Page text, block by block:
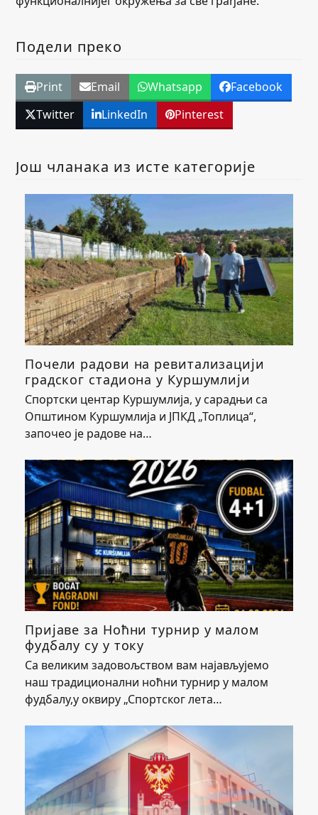
Подели преко
Print Email Whatsapp
Facebook
Twitter
LinkedIn Pinterest
Још чланака из исте категорије
Почели радови на ревитализацији
градског стадиона у Куршумлији
Спортски центар Куршумлија, у сарадњи са
Општином Куршумлија и ЈПКД „Топлица“,
започео је радове на…
Пријаве за Ноћни турнир у малом
фудбалу су у току
Са великим задовољством вам најављујемо
наш традиционални ноћни турнир у малом
фудбалу,у оквиру „Спортског лета…